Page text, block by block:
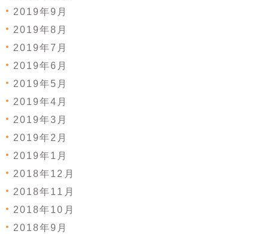
2019年9月
2019年8月
2019年7月
2019年6月
2019年5月
2019年4月
2019年3月
2019年2月
2019年1月
2018年12月
2018年11月
2018年10月
2018年9月